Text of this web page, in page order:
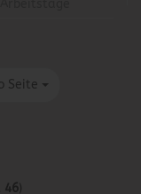
Seite
46)